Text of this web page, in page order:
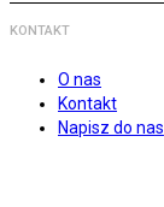
KONTAKT
O nas
Kontakt
Napisz do nas